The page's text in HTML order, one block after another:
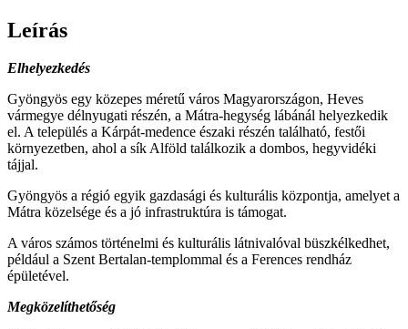
Leírás
Elhelyezkedés
Gyöngyös egy közepes méretű város Magyarországon, Heves
vármegye délnyugati részén, a Mátra-hegység lábánál helyezkedik
el. A település a Kárpát-medence északi részén található, festői
környezetben, ahol a sík Alföld találkozik a dombos, hegyvidéki
tájjal.
Gyöngyös a régió egyik gazdasági és kulturális központja, amelyet a
Mátra közelsége és a jó infrastruktúra is támogat.
A város számos történelmi és kulturális látnivalóval büszkélkedhet,
például a Szent Bertalan-templommal és a Ferences rendház
épületével.
Megközelíthetőség